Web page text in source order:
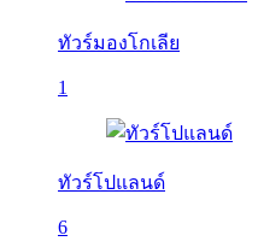
ทัวร์มองโกเลีย
1
ทัวร์โปแลนด์
6